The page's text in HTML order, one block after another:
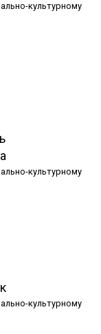
культурному
культурному
культурному